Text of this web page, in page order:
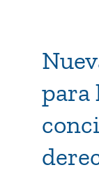
Boletín
Media
Tienda
para